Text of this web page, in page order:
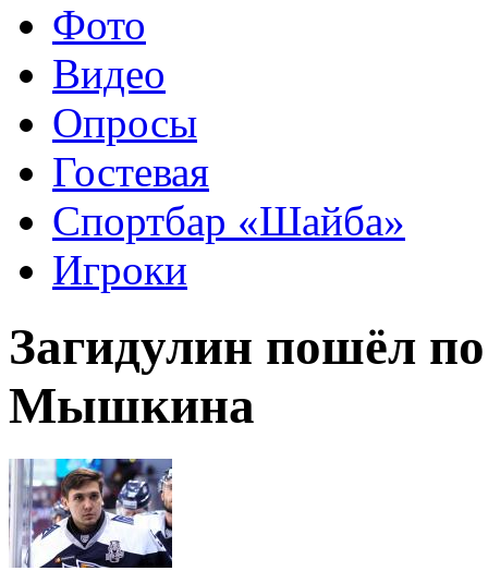
Фото
Видео
Опросы
Гостевая
Спортбар «Шайба»
Игроки
Загидулин пошёл
Мышкина